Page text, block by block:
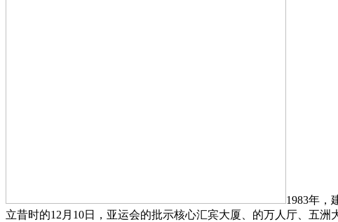
1983年，
立昔时的12月10日，亚运会的批示核心汇宾大厦、的万人厅、五